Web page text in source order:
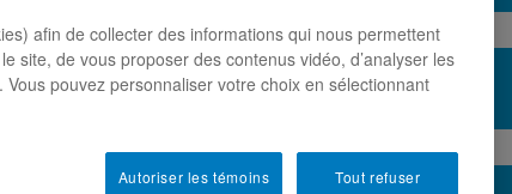
afin de collecter des informations qui nous permettent
site, de vous proposer des contenus vidéo, d’analyser les
pouvez personnaliser votre choix en sélectionnant
Tout refuser
Autoriser les témoins